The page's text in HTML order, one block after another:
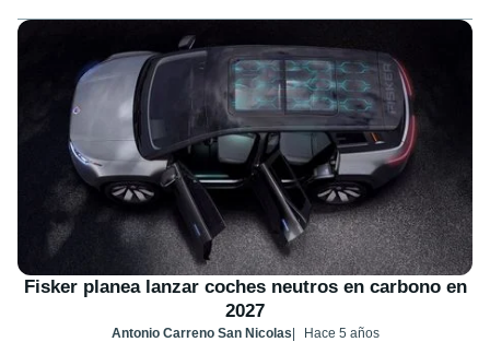
Fisker planea lanzar coches neutros en carbono en
2027
Antonio Carreno San Nicolas Hace 5 años